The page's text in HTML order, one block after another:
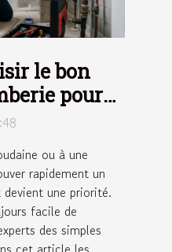
le bon
pour
ou à une
rapidement un
une priorité.
facile de
des simples